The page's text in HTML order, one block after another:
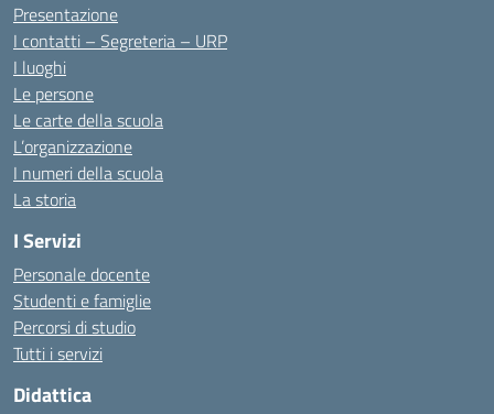
Presentazione
I contatti – Segreteria – URP
I luoghi
Le persone
Le carte della scuola
L’organizzazione
I numeri della scuola
La storia
I Servizi
Personale docente
Studenti e famiglie
Percorsi di studio
Tutti i servizi
Didattica